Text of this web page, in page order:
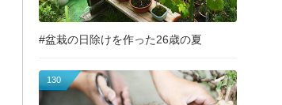
#盆栽の日除けを作った26歳の夏
130